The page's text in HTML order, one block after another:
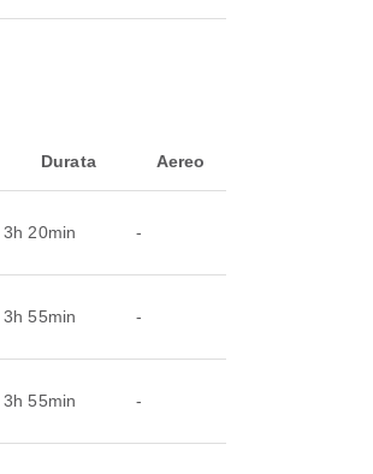
Durata Aereo
3h 20min -
3h 55min -
3h 55min -